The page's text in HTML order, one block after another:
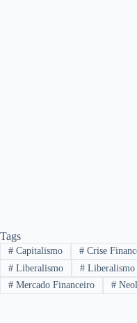
Tags
#Capitalismo #Crise
#Liberalismo #Liberalismo
#Mercado Financeiro #